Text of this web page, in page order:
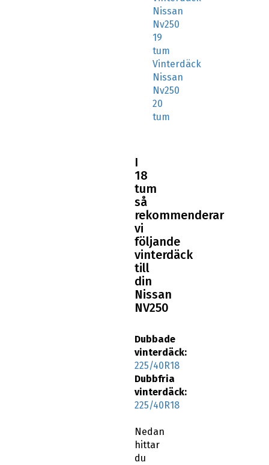
Nissan
Nv250
19
tum
Vinterdäck
Nissan
Nv250
20
tum
I
18
tum
så
rekommenderar
vi
följande
vinterdäck
till
din
Nissan
NV250
Dubbade
vinterdäck:
225/40R18
Dubbfria
vinterdäck:
225/40R18
Nedan
hittar
du